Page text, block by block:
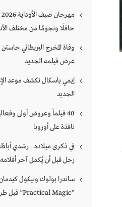
حافلًا ونجومًا من مختلف
وفاة المخرج البريطاني
عرض فيلمه الجديد
إيمي باسكال تكشف موعد
الجديد
40 فيلماً وعروض أولى
نافذة على أوروبا
في ذكرى ميلاده.. رشدي
رحل قبل أن يُكمل آخر أفلامه
ساندرا بولوك ونيكول
“Practical Magic” قبل طرح الجزء الثاني